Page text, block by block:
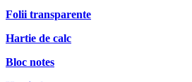
Folii transparente
Hartie de calc
Bloc notes